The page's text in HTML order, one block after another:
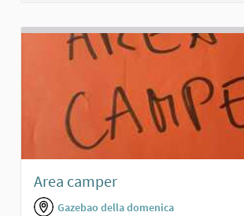
Area camper
Gazebao della domenica